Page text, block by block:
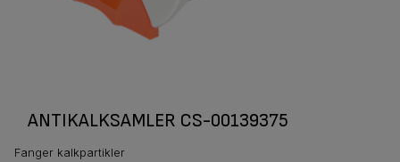
ANTIKALKSAMLER CS-00139375
Fanger kalkpartikler